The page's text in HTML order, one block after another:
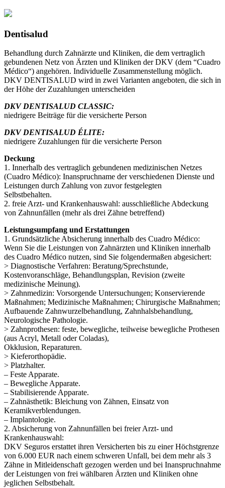
Dentisalud
Behandlung durch Zahnärzte und Kliniken, die dem vertraglich
gebundenen Netz von Ärzten und Kliniken der DKV (dem “Cuadro
Médico“) angehören. Individuelle Zusammenstellung möglich.
DKV DENTISALUD wird in zwei Varianten angeboten, die sich in
der Höhe der Zuzahlungen unterscheiden
DKV DENTISALUD CLASSIC:
niedrigere Beiträge für die versicherte Person
DKV DENTISALUD ÉLITE:
niedrigere Zuzahlungen für die versicherte Person
Deckung
1. Innerhalb des vertraglich gebundenen medizinischen Netzes
(Cuadro Médico): Inanspruchname der verschiedenen Dienste und
Leistungen durch Zahlung von zuvor festgelegten
Selbstbehalten.
2. freie Arzt- und Krankenhauswahl: ausschließliche Abdeckung
von Zahnunfällen (mehr als drei Zähne betreffend)
Leistungsumpfang und Erstattungen
1. Grundsätzliche Absicherung innerhalb des Cuadro Médico:
Wenn Sie die Leistungen von Zahnärzten und Kliniken innerhalb
des Cuadro Médico nutzen, sind Sie folgendermaßen abgesichert:
> Diagnostische Verfahren: Beratung/Sprechstunde,
Kostenvoranschläge, Behandlungsplan, Revision (zweite
medizinische Meinung).
> Zahnmedizin: Vorsorgende Untersuchungen; Konservierende
Maßnahmen; Medizinische Maßnahmen; Chirurgische Maßnahmen;
Aufbauende Zahnwurzelbehandlung, Zahnhalsbehandlung,
Neurologische Pathologie.
> Zahnprothesen: feste, bewegliche, teilweise bewegliche Prothesen
(aus Acryl, Metall oder Coladas),
Okklusion, Reparaturen.
> Kieferorthopädie.
> Platzhalter.
– Feste Apparate.
– Bewegliche Apparate.
– Stabilisierende Apparate.
– Zahnästhetik: Bleichung von Zähnen, Einsatz von
Keramikverblendungen.
– Implantologie.
2. Absicherung von Zahnunfällen bei freier Arzt- und
Krankenhauswahl:
DKV Seguros erstattet ihren Versicherten bis zu einer Höchstgrenze
von 6.000 EUR nach einem schweren Unfall, bei dem mehr als 3
Zähne in Mitleidenschaft gezogen werden und bei Inanspruchnahme
der Leistungen von frei wählbaren Ärzten und Kliniken ohne
jeglichen Selbstbehalt.